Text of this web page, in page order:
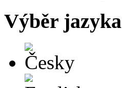
Výběr jazyka